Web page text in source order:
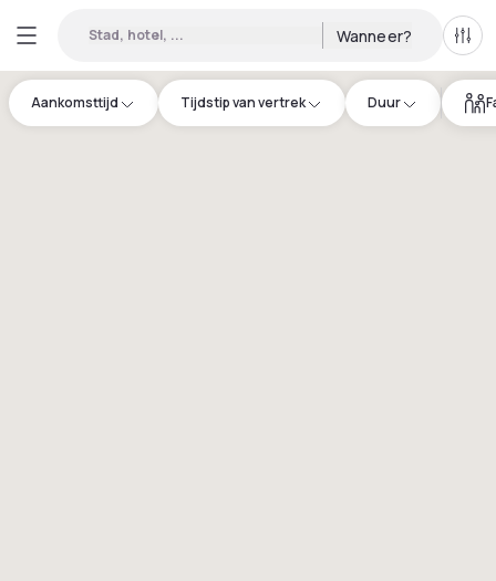
Stad, hotel, ... Wanneer?
Aankomsttijd Tijdstip van vertrek Duur